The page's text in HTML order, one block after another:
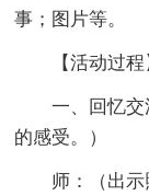
事；图片等。
【活动过程
一、回忆
的感受。）
师：（出